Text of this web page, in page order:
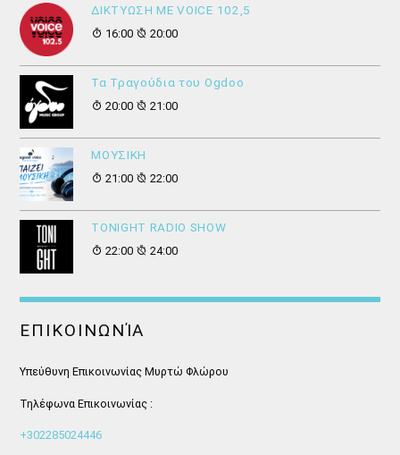
ΔΙΚΤΥΩΣΗ ΜΕ VOICE 102,5
16:00
20:00
Τα Τραγούδια του Ogdoo
20:00
21:00
ΜΟΥΣΙΚΗ
21:00
22:00
ΤONIGHT RADIO SHOW
22:00
24:00
ΕΠΙΚΟΙΝΩΝΊΑ
Υπεύθυνη Επικοινωνίας Μυρτώ Φλώρου
Τηλέφωνα Επικοινωνίας :
+302285024446